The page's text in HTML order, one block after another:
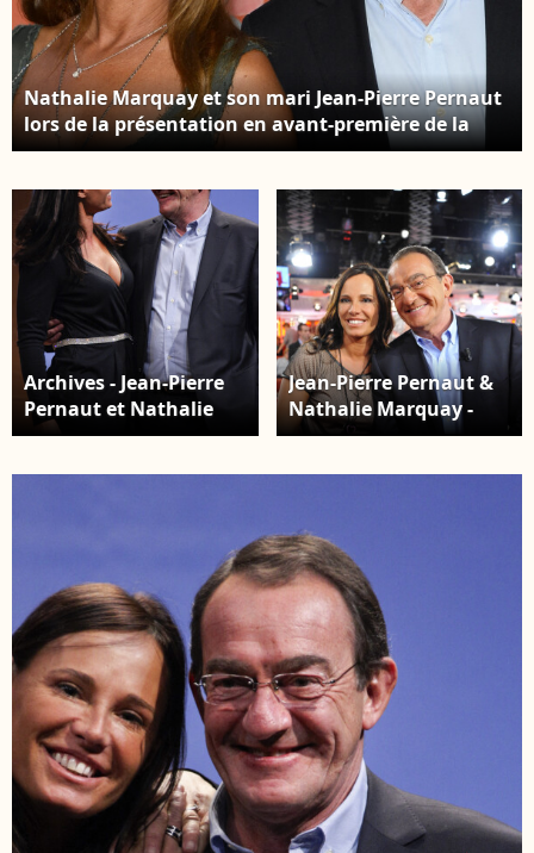
Nathalie Marquay et son mari Jean-Pierre Pernaut
lors de la présentation en avant-première de la
nouvelle attraction "Ratatouille : L'aventure
Vallée, le 21 juin 2014.
Archives - Jean-Pierre
Pernaut et Nathalie
Marquay - Répétitions
Jean-Pierre Pernaut &
Nathalie Marquay -
Enregistrement de